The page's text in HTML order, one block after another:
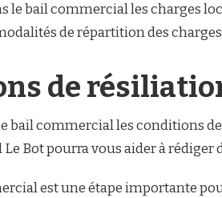
le bail commercial les charges
de répartition des charges
de
bail commercial les conditions
Bot pourra vous aider à
est une étape importante